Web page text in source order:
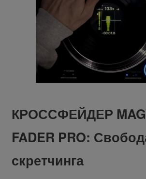
КРОССФЕЙДЕР
FADER PRO:
скретчинга